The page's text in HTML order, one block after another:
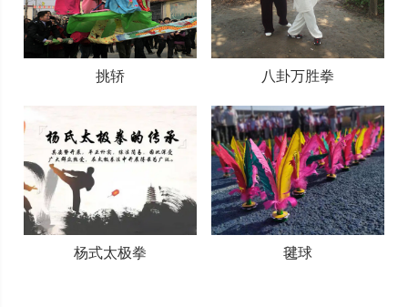
挑轿 八卦万胜拳
杨式太极拳 毽球